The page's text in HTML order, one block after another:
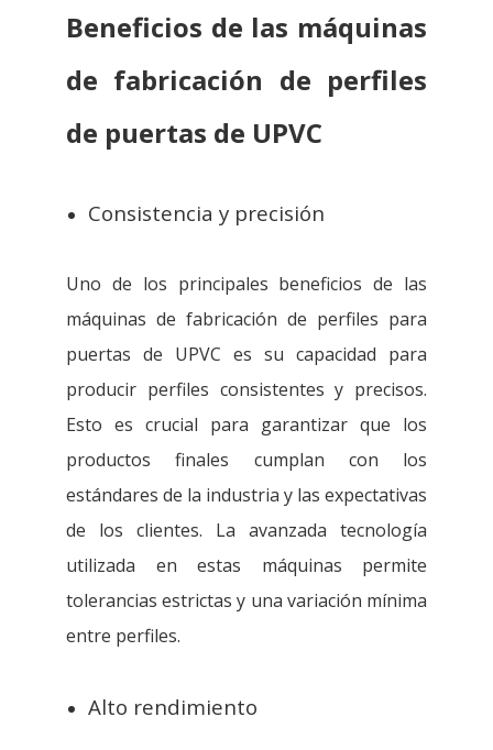
Beneficios de las máquinas
de fabricación de perfiles
de puertas de UPVC
Consistencia y precisión
Uno de los principales beneficios de las
máquinas de fabricación de perfiles para
puertas de UPVC es su capacidad para
producir perfiles consistentes y precisos.
Esto es crucial para garantizar que los
productos finales cumplan con los
estándares de la industria y las expectativas
de los clientes. La avanzada tecnología
utilizada en estas máquinas permite
tolerancias estrictas y una variación mínima
entre perfiles.
Alto rendimiento